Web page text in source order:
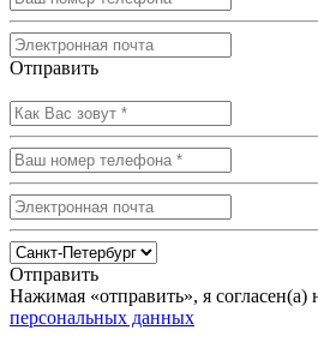
Отправить
Отправить
Нажимая «отправить», я согласен(а)
персональных данных